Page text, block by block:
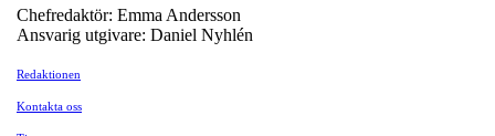
Chefredaktör: Emma Andersson
Ansvarig utgivare: Daniel Nyhlén
Redaktionen
Kontakta oss